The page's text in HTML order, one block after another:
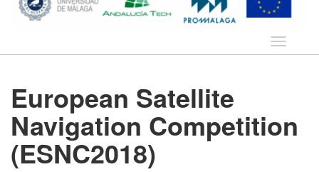
Idioma
European Satellite
Navigation Competition
(ESNC2018)